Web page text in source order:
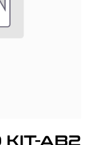
KIT-AB2